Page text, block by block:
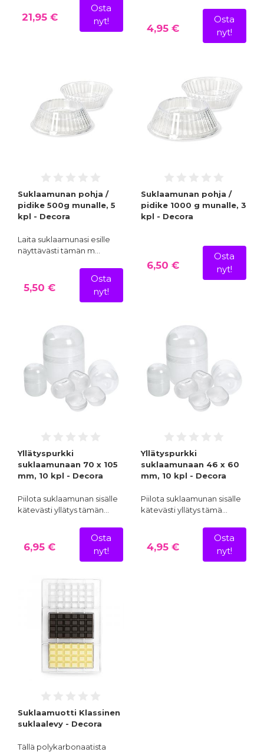
21,95 €
Osta
nyt!
4,95 €
Osta
nyt!
Suklaamunan pohja /
pidike 500g munalle, 5
kpl - Decora
Laita suklaamunasi esille
näyttävästi tämän m…
5,50 €
Osta
nyt!
Suklaamunan pohja /
pidike 1000 g munalle, 3
kpl - Decora
6,50 €
Osta
nyt!
Yllätyspurkki
suklaamunaan 70 x 105
mm, 10 kpl - Decora
Piilota suklaamunan sisälle
kätevästi yllätys tämän…
6,95 €
Osta
nyt!
Yllätyspurkki
suklaamunaan 46 x 60
mm, 10 kpl - Decora
Piilota suklaamunan sisälle
kätevästi yllätys tämä…
4,95 €
Osta
nyt!
Suklaamuotti Klassinen
suklaalevy - Decora
Tällä polykarbonaatista